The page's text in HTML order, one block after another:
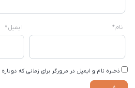
نام* ایمیل*
ذخیره نام و ایمیل در مرورگر برای زمانی که